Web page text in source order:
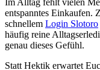
Im Alltag fehlt vielen
entspanntes Einkaufen.
schnellem Login Slotoro
häufig reine
genau dieses Gefühl.
Statt Hektik erwartet